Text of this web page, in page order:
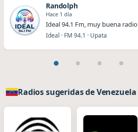
Randolph
Hace 1 día
Ideal 94.1 Fm, muy buena radio
Ideal · FM 94.1 · Upata
Radios sugeridas de Venezuela